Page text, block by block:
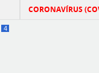
CORONAVÍRUS
4